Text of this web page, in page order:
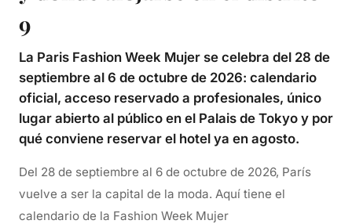
9
La Paris Fashion Week Mujer se celebra del 28 de
septiembre al 6 de octubre de 2026: calendario
oficial, acceso reservado a profesionales, único
lugar abierto al público en el Palais de Tokyo y por
qué conviene reservar el hotel ya en agosto.
Del 28 de septiembre al 6 de octubre de 2026, París
vuelve a ser la capital de la moda. Aquí tiene el
calendario de la Fashion Week Mujer